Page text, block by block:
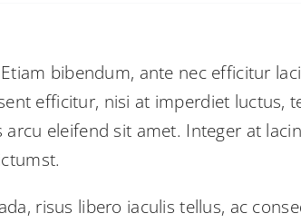
bibendum, ante nec efficitur
efficitur, nisi at imperdiet luctus,
eleifend sit amet. Integer at
risus libero iaculis tellus, ac